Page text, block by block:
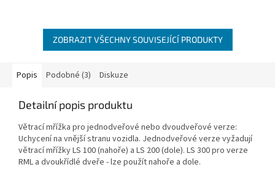
ZOBRAZIT VŠECHNY SOUVISEJÍCÍ PRODUKTY
Popis Podobné (3) Diskuze
Detailní popis produktu
Větrací mřížka pro jednodveřové nebo dvoudveřové verze:
Uchycení na vnější stranu vozidla. Jednodveřové verze vyžadují
větrací mřížky LS 100 (nahoře) a LS 200 (dole). LS 300 pro verze
RML a dvoukřídlé dveře - lze použít nahoře a dole.